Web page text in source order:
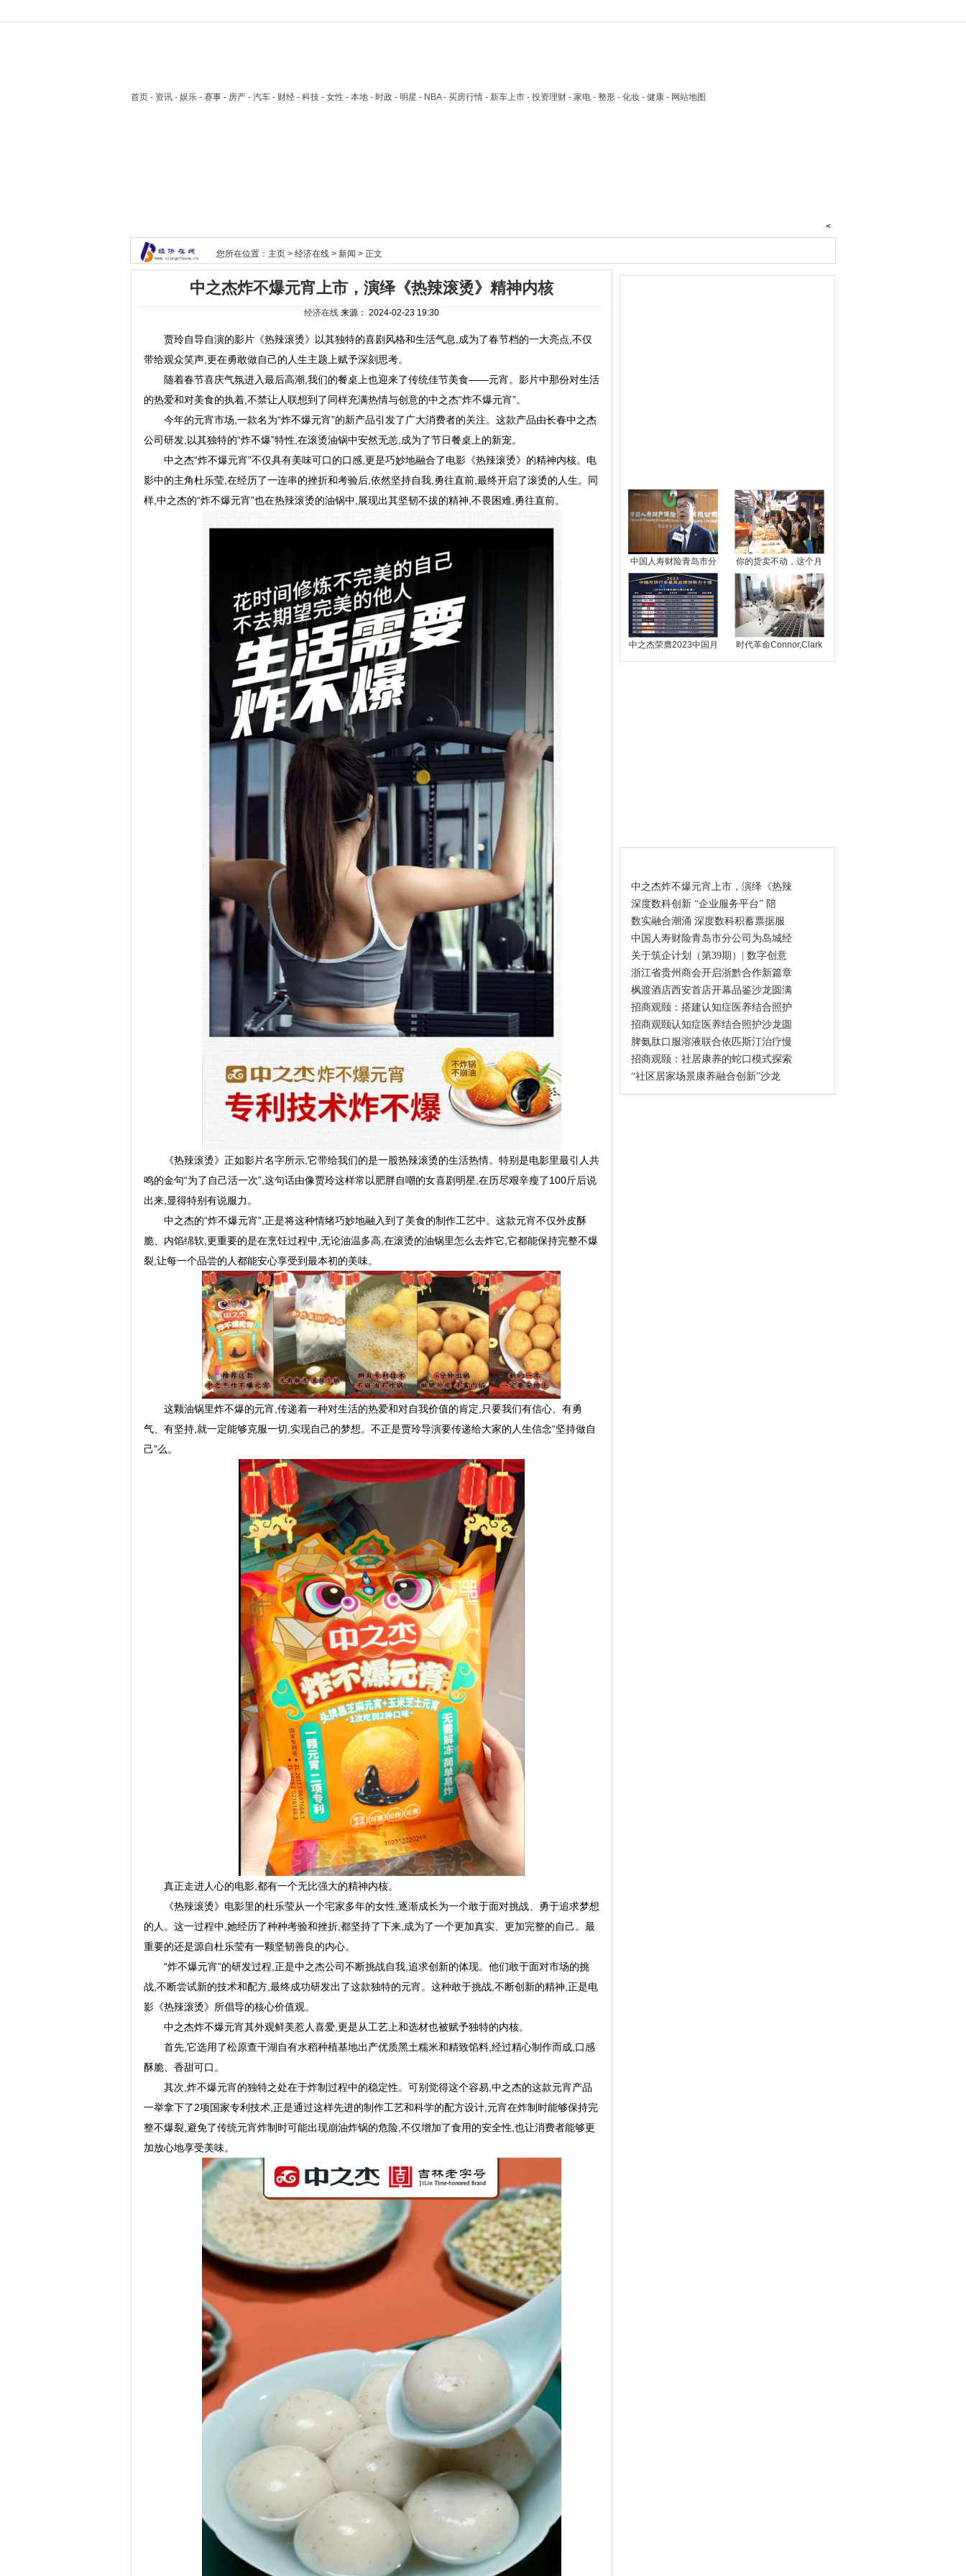
首页 - 资讯 - 娱乐 - 赛事 - 房产 - 汽车 - 财经 - 科技 - 女性 - 本地 - 时政 - 明星 - NBA - 买房行情 - 新车上市 - 投资理财 - 家电 - 整形 - 化妆 - 健康 - 网站地图
<
您所在位置： 主页 > 经济在线 > 新闻 > 正文
中之杰炸不爆元宵上市，演绎《热辣滚烫》精神内核
经济在线 来源： 2024-02-23 19:30
贾玲自导自演的影片《热辣滚烫》以其独特的喜剧风格和生活气息,成为了春节档的一大亮点,不仅
带给观众笑声,更在勇敢做自己的人生主题上赋予深刻思考。
随着春节喜庆气氛进入最后高潮,我们的餐桌上也迎来了传统佳节美食——元宵。影片中那份对生活
的热爱和对美食的执着,不禁让人联想到了同样充满热情与创意的中之杰“炸不爆元宵”。
今年的元宵市场,一款名为“炸不爆元宵”的新产品引发了广大消费者的关注。这款产品由长春中之杰
公司研发,以其独特的“炸不爆”特性,在滚烫油锅中安然无恙,成为了节日餐桌上的新宠。
中之杰“炸不爆元宵”不仅具有美味可口的口感,更是巧妙地融合了电影《热辣滚烫》的精神内核。电
影中的主角杜乐莹,在经历了一连串的挫折和考验后,依然坚持自我,勇往直前,最终开启了滚烫的人生。同
样,中之杰的“炸不爆元宵”也在热辣滚烫的油锅中,展现出其坚韧不拔的精神,不畏困难,勇往直前。
《热辣滚烫》正如影片名字所示,它带给我们的是一股热辣滚烫的生活热情。特别是电影里最引人共
鸣的金句“为了自己活一次”,这句话由像贾玲这样常以肥胖自嘲的女喜剧明星,在历尽艰辛瘦了100斤后说
出来,显得特别有说服力。
中之杰的“炸不爆元宵”,正是将这种情绪巧妙地融入到了美食的制作工艺中。这款元宵不仅外皮酥
脆、内馅绵软,更重要的是在烹饪过程中,无论油温多高,在滚烫的油锅里怎么去炸它,它都能保持完整不爆
裂,让每一个品尝的人都能安心享受到最本初的美味。
这颗油锅里炸不爆的元宵,传递着一种对生活的热爱和对自我价值的肯定,只要我们有信心、有勇
气、有坚持,就一定能够克服一切,实现自己的梦想。不正是贾玲导演要传递给大家的人生信念“坚持做自
己”么。
真正走进人心的电影,都有一个无比强大的精神内核。
《热辣滚烫》电影里的杜乐莹从一个宅家多年的女性,逐渐成长为一个敢于面对挑战、勇于追求梦想
的人。这一过程中,她经历了种种考验和挫折,都坚持了下来,成为了一个更加真实、更加完整的自己。最
重要的还是源自杜乐莹有一颗坚韧善良的内心。
“炸不爆元宵”的研发过程,正是中之杰公司不断挑战自我,追求创新的体现。他们敢于面对市场的挑
战,不断尝试新的技术和配方,最终成功研发出了这款独特的元宵。这种敢于挑战,不断创新的精神,正是电
影《热辣滚烫》所倡导的核心价值观。
中之杰炸不爆元宵其外观鲜美惹人喜爱,更是从工艺上和选材也被赋予独特的内核。
首先,它选用了松原查干湖自有水稻种植基地出产优质黑土糯米和精致馅料,经过精心制作而成,口感
酥脆、香甜可口。
其次,炸不爆元宵的独特之处在于炸制过程中的稳定性。可别觉得这个容易,中之杰的这款元宵产品
一举拿下了2项国家专利技术,正是通过这样先进的制作工艺和科学的配方设计,元宵在炸制时能够保持完
整不爆裂,避免了传统元宵炸制时可能出现崩油炸锅的危险,不仅增加了食用的安全性,也让消费者能够更
加放心地享受美味。
中国人寿财险青岛市分 你的货卖不动，这个月
中之杰荣膺2023中国月 时代革命Connor,Clark
中之杰炸不爆元宵上市，演绎《热辣
深度数科创新 “企业服务平台” 陪
数实融合潮涌 深度数科积蓄票据服
中国人寿财险青岛市分公司为岛城经
关于筑企计划（第39期）| 数字创意
浙江省贵州商会开启浙黔合作新篇章
枫渡酒店西安首店开幕品鉴沙龙圆满
招商观颐：搭建认知症医养结合照护
招商观颐认知症医养结合照护沙龙圆
脾氨肽口服溶液联合依匹斯汀治疗慢
招商观颐：社居康养的蛇口模式探索
“社区居家场景康养融合创新”沙龙